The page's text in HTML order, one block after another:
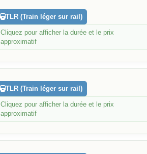
TLR (Train léger sur rail)
Cliquez pour afficher la durée et le prix
approximatif
TLR (Train léger sur rail)
Cliquez pour afficher la durée et le prix
approximatif